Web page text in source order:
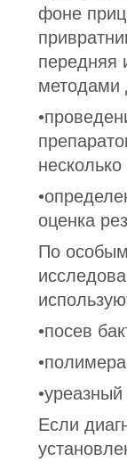
фоне
передняя
методами
оценка
По
•посев
Если